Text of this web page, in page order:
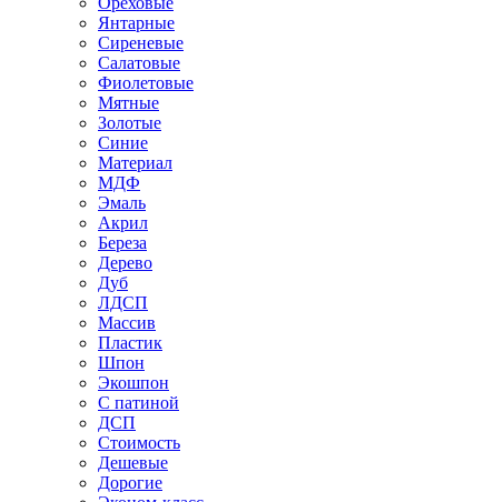
Янтарные
Сиреневые
Салатовые
Фиолетовые
Мятные
Золотые
Синие
Материал
МДФ
Эмаль
Акрил
Береза
Дерево
Дуб
ЛДСП
Массив
Пластик
Шпон
Экошпон
С патиной
ДСП
Стоимость
Дешевые
Дорогие